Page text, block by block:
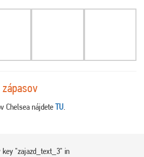
Chelsea nájdete TU.
key "zajazd_text_3" in